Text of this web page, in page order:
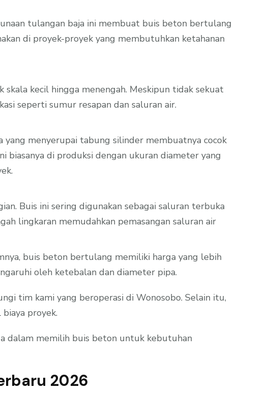
tulangan baja ini membuat buis beton bertulang
di proyek-proyek yang membutuhkan ketahanan
kecil hingga menengah. Meskipun tidak sekuat
seperti sumur resapan dan saluran air.
menyerupai tabung silinder membuatnya cocok
biasanya di produksi dengan ukuran diameter yang
Buis ini sering digunakan sebagai saluran terbuka
lingkaran memudahkan pemasangan saluran air
buis beton bertulang memiliki harga yang lebih
oleh ketebalan dan diameter pipa.
tim kami yang beroperasi di Wonosobo. Selain itu,
proyek.
dalam memilih buis beton untuk kebutuhan
2026